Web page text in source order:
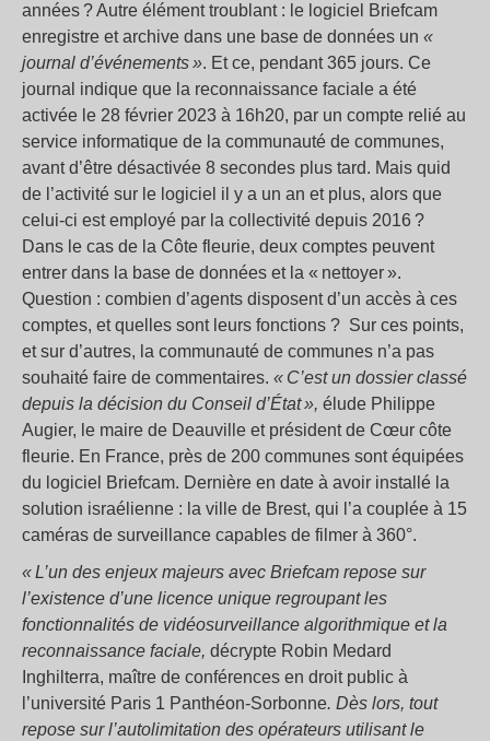
années ? Autre élément troublant : le logiciel Briefcam
enregistre et archive dans une base de données un «
journal d’événements ». Et ce, pendant 365 jours. Ce
journal indique que la reconnaissance faciale a été
activée le 28 février 2023 à 16h20, par un compte relié au
service informatique de la communauté de communes,
avant d’être désactivée 8 secondes plus tard. Mais quid
de l’activité sur le logiciel il y a un an et plus, alors que
celui-ci est employé par la collectivité depuis 2016 ?
Dans le cas de la Côte fleurie, deux comptes peuvent
entrer dans la base de données et la « nettoyer ».
Question : combien d’agents disposent d’un accès à ces
comptes, et quelles sont leurs fonctions ? Sur ces points,
et sur d’autres, la communauté de communes n’a pas
souhaité faire de commentaires. « C’est un dossier classé
depuis la décision du Conseil d’État », élude Philippe
Augier, le maire de Deauville et président de Cœur côte
fleurie. En France, près de 200 communes sont équipées
du logiciel Briefcam. Dernière en date à avoir installé la
solution israélienne : la ville de Brest, qui l’a couplée à 15
caméras de surveillance capables de filmer à 360°.
« L’un des enjeux majeurs avec Briefcam repose sur
l’existence d’une licence unique regroupant les
fonctionnalités de vidéosurveillance algorithmique et la
reconnaissance faciale, décrypte Robin Medard
Inghilterra, maître de conférences en droit public à
l’université Paris 1 Panthéon-Sorbonne. Dès lors, tout
repose sur l’autolimitation des opérateurs utilisant le